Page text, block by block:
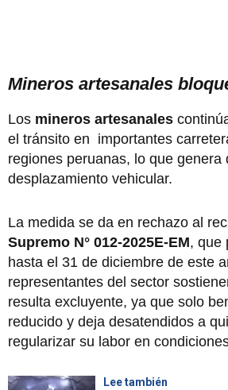
Mineros artesanales
Los mineros artesanales
el tránsito en importantes
regiones peruanas, lo que genera
desplazamiento vehicular.
La medida se da en rechazo al
Supremo N° 012-2025E-EM, que
hasta el 31 de diciembre de este
representantes del sector
resulta excluyente, ya que solo
reducido y deja desatendidos a
regularizar su labor en
Lee también